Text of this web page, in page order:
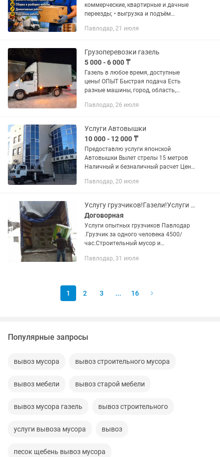
коммерческие, квартирные и дачные
переезды; • выгрузка и подъём
рукана и других кровельных
погрузка...
Павлодар, 21 июля
Грузоперевозки газель
5 000 - 6 000 ₸
Газель в любое время, доступные
цены! ОПЫТ Быстрая подача Есть
разные машины, город, область,
чистый с ковром и освещением,
Павлодар, 26 июля
Услуги Автовышки
10 000 - 12 000 ₸
Предоставлю услуги японской
Автовышки Вылет стрелы 15 метров
Наличный и безналичный расчет Цена
скидок...
Павлодар, 20 июля
Услугу грузчиков!Газели!Услуги грузоперевозки!
Договорная
Услуги опытных грузчиков Павлодар
.Грузчик за одного человека 4500/
час.Строительный мусор и
тенге/час!!С 20.00 цена
Павлодар, 31 июля
1 2 3 ... 16
Популярные запросы
вывоз мусора вывоз строительного мусора
вывоз мебели вывоз старой мебели
вывоз мусора газель вывоз строительного
услуги вывоза мусора вывоз
песок щебень вывоз мусора